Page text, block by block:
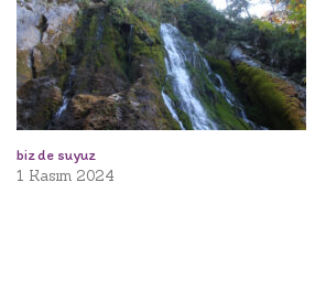
biz de suyuz
1 Kasım 2024